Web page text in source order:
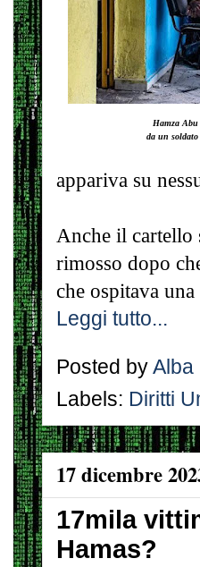
Hamza
da un
appariva su
Anche il cartello
rimosso dopo
che ospitava
Leggi tutto...
Posted by Alba
Labels: Diritti
17 dicembre
17mila
Hamas?